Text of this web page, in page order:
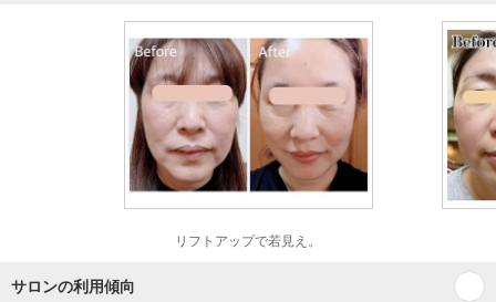
リフトアップで若見え。
サロンの利用傾向